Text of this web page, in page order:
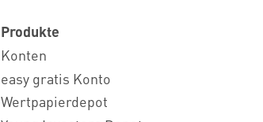
Produkte
Konten
easy gratis Konto
Wertpapierdepot